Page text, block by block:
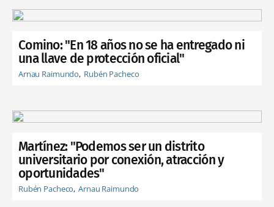
Comino: "En 18 años no se ha entregado ni
una llave de protección oficial"
Arnau Raimundo Rubén Pacheco
Martínez: "Podemos ser un distrito
universitario por conexión, atracción y
oportunidades"
Rubén Pacheco Arnau Raimundo